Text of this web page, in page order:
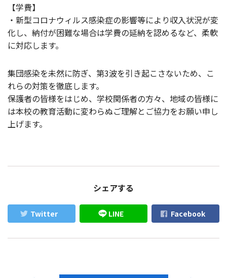
【学費】
・新型コロナウィルス感染症の影響等により収入状況が変
化し、納付が困難な場合は学費の延納を認めるなど、柔軟
に対応します。
集団感染を未然に防ぎ、第3波を引き起こさないため、こ
れらの対策を徹底します。
保護者の皆様をはじめ、学校関係者の方々、地域の皆様に
は本校の教育活動に変わらぬご理解とご協力をお願い申し
上げます。
シェアする
Twitter LINE Facebook